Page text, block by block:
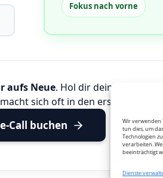
Wir verwenden
tun dies, um
Technologien
verarbeiten.
beeinträchtigt
Dienste
Fokus nach vorne
aufs Neue. Hol dir deine Zeit, dein
sich oft in den ersten 14
Call buchen